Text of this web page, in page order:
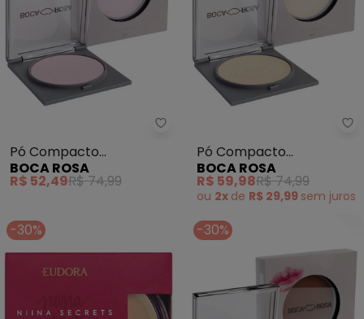
Boca Rosa - Pó Compacto
Pó Compacto
Translúcido (Jujuba) 9g
BOCA ROSA
R$ 52,49R$ 74,99
Pó Compacto
Translúcido (Cuscuz) 9g
BOCA ROSA
R$ 59,98R$ 74,99
ou 2x de R$ 29,99 sem juros
-30% -30%